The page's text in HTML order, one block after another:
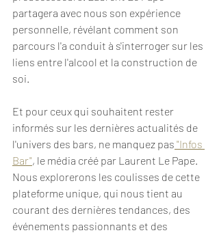
partagera avec nous son expérience
personnelle, révélant comment son
parcours l'a conduit à s'interroger sur les
liens entre l'alcool et la construction de
soi.
Et pour ceux qui souhaitent rester
informés sur les dernières actualités de
l'univers des bars, ne manquez pas "Infos
Bar", le média créé par Laurent Le Pape.
Nous explorerons les coulisses de cette
plateforme unique, qui nous tient au
courant des dernières tendances, des
événements passionnants et des